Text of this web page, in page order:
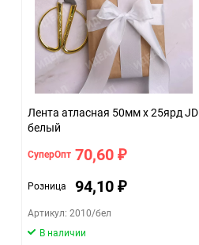
Лента атласная 50мм х 25ярд JD
белый
СуперОпт 70,60 ₽
Розница 94,10 ₽
Артикул: 2010/бел
В наличии